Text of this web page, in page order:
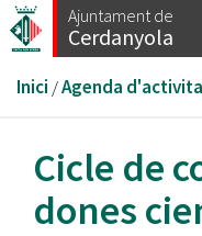
Vés
al
Ajuntament de
Cerdanyola
Esteu
aquí
Inici /Agenda
Cicle de
dones